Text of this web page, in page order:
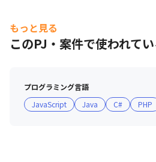
もっと見る
このPJ・案件で使われて
プログラミング言語
JavaScript
Java C# PHP